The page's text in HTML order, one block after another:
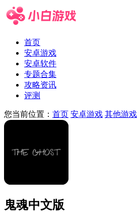
首页
安卓游戏
安卓软件
专题合集
攻略资讯
评测
您当前位置： 首页 安卓游戏 其他游戏
鬼魂中文版